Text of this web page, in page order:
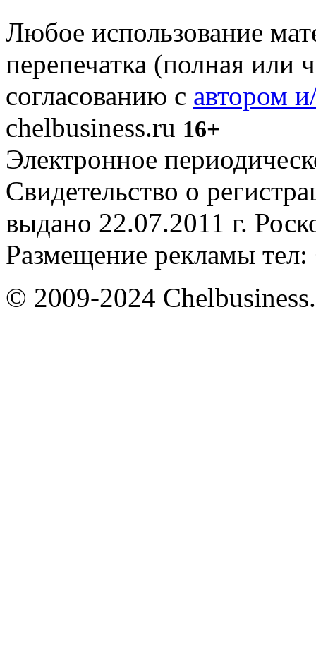
Любое использование
перепечатка (полная или
согласованию с автором
chelbusiness.ru 16+
Электронное
Свидетельство о
выдано 22.07.2011 г.
Размещение рекламы
© 2009-2024